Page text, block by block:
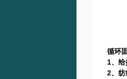
循环
1、
2、